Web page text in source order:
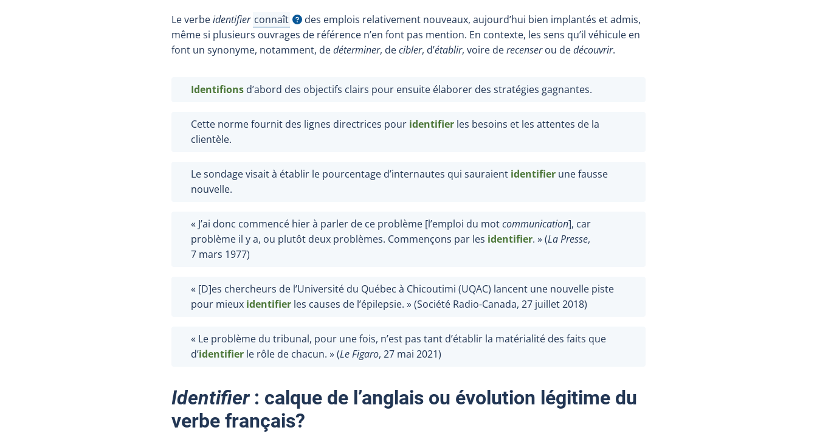
Le verbeidentifier connaît
Afficher l'infobulledes emplois relativement nouveaux, aujourd’hui bien implantés et admis,
même si plusieurs ouvrages de référence n’en font pas mention. En contexte, les sens qu’il véhicule en
font un synonyme, notamment, dedéterminer, decibler, d’établir, voire derecenserou dedécouvrir.
Identifions d’abord des objectifs clairs pour ensuite élaborer des stratégies gagnantes.
Cette norme fournit des lignes directrices pour identifier les besoins et les attentes de la
clientèle.
Le sondage visait à établir le pourcentage d’internautes qui sauraient identifier une fausse
nouvelle.
« J’ai donc commencé hier à parler de ce problème [l’emploi du motcommunication], car
problème il y a, ou plutôt deux problèmes. Commençons par les identifier. » (La Presse,
7 mars 1977)
« [D]es chercheurs de l’Université du Québec à Chicoutimi (UQAC) lancent une nouvelle piste
pour mieux identifier les causes de l’épilepsie. » (Société Radio-Canada, 27 juillet2018)
« Le problème du tribunal, pour une fois, n’est pas tant d’établir la matérialité des faits que
d’identifier le rôle de chacun. » (Le Figaro, 27 mai 2021)
Identifier : calque de l’anglais ou évolution légitime du
verbe français?